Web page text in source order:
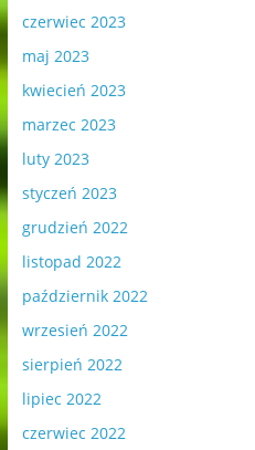
czerwiec 2023
maj 2023
kwiecień 2023
marzec 2023
luty 2023
styczeń 2023
grudzień 2022
listopad 2022
październik 2022
wrzesień 2022
sierpień 2022
lipiec 2022
czerwiec 2022